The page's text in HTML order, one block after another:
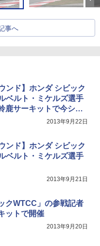
事へ
ンド】ホンダ シビック
ベルト・ミケルズ選手
鹿サーキットで今シー
2013年9月22日
ンド】ホンダ シビック
ベルト・ミケルズ選手
2013年9月21日
クWTCC」の参戦記者
ットで開催
2013年9月20日